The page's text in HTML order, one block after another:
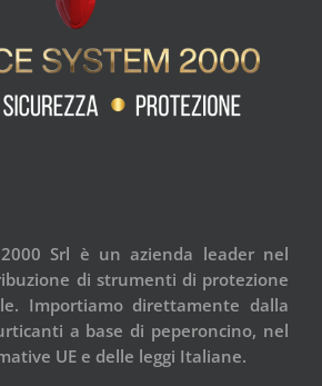
2000 Srl è un azienda leader nel
di strumenti di protezione
Importiamo direttamente dalla
a base di peperoncino, nel
UE e delle leggi Italiane.